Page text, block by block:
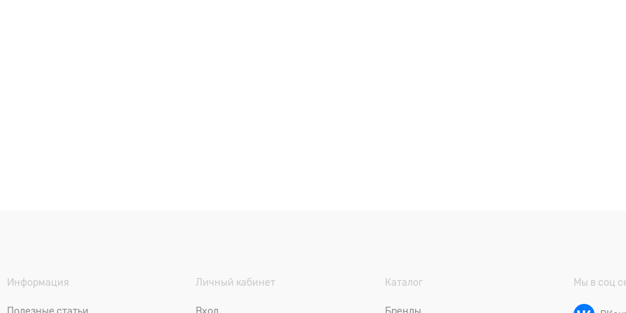
Информация Личный кабинет Каталог Мы в соц